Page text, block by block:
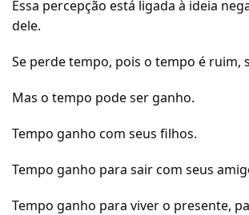
Essa percepção está ligada à ideia
dele.
Se perde tempo, pois o tempo é ruim,
Mas o tempo pode ser ganho.
Tempo ganho com seus filhos.
Tempo ganho para sair com seus
Tempo ganho para viver o presente,